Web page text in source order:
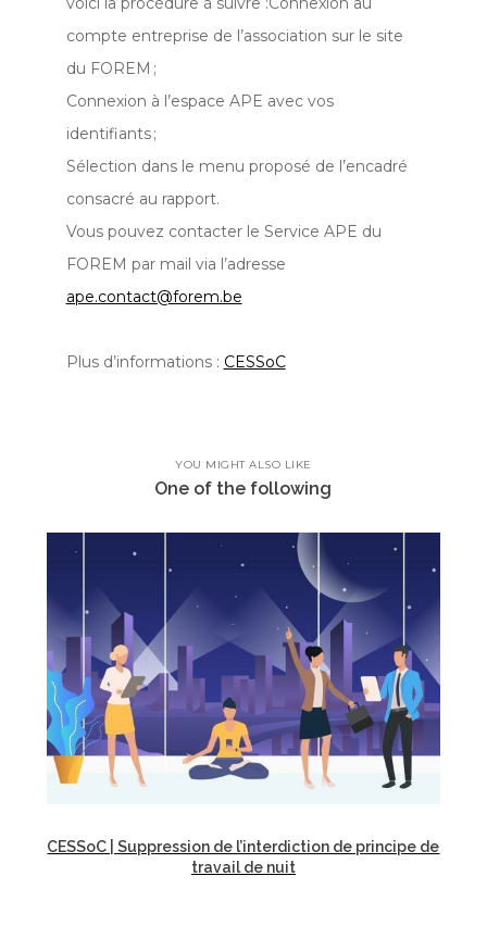
compte entreprise de l’association sur le site
du FOREM ;
Connexion à l’espace APE avec vos
identifiants ;
Sélection dans le menu proposé de l’encadré
consacré au rapport.
Vous pouvez contacter le Service APE du
FOREM par mail via l’adresse
ape.contact@forem.be
Plus d’informations : CESSoC
YOU MIGHT ALSO LIKE
One of the following
CESSoC | Suppression de l’interdiction de principe de
travail de nuit